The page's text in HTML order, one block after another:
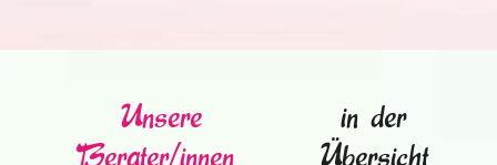
Unsere
Berater/innen
in der
Übersicht